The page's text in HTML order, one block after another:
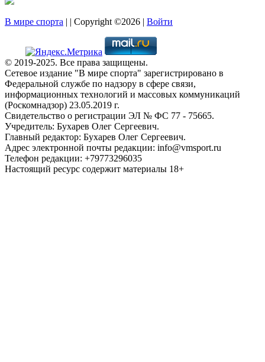
В мире спорта | | Copyright ©2026 | Войти
© 2019-2025. Все права защищены.
Сетевое издание "В мире спорта" зарегистрировано в
Федеральной службе по надзору в сфере связи,
информационных технологий и массовых коммуникаций
(Роскомнадзор) 23.05.2019 г.
Свидетельство о регистрации ЭЛ № ФС 77 - 75665.
Учредитель: Бухарев Олег Сергеевич.
Главный редактор: Бухарев Олег Сергеевич.
Адрес электронной почты редакции: info@vmsport.ru
Телефон редакции: +79773296035
Настоящий ресурс содержит материалы 18+